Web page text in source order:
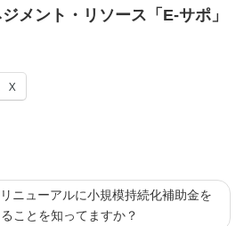
メント・リソース「E-サポ」
X
ニューアルに小規模持続化補助金を
ことを知ってますか？